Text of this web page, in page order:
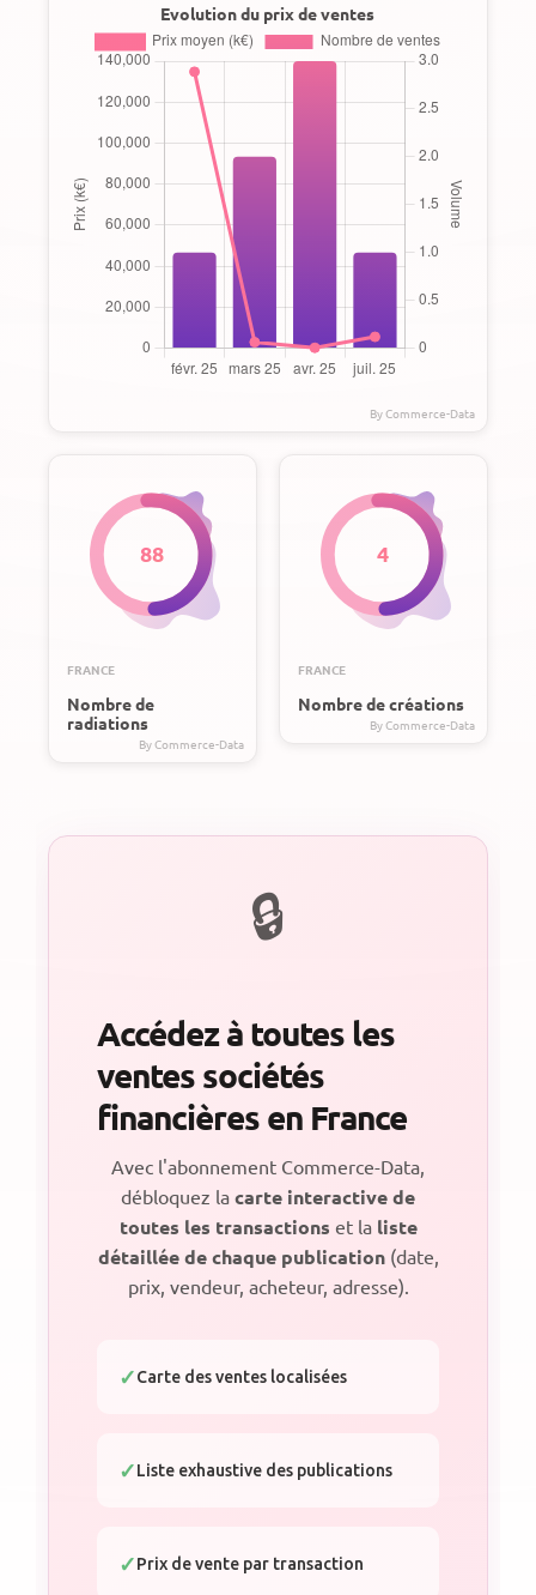
Evolution du prix de ventes
88
FRANCE
Nombre de
radiations
4
FRANCE
Nombre de créations
Accédez à toutes les
ventes sociétés
financières en France
Avec l'abonnement Commerce-Data,
débloquez la carte interactive de
toutes les transactions et la liste
détaillée de chaque publication(date,
prix, vendeur, acheteur, adresse).
Carte des ventes localisées
Liste exhaustive des publications
Prix de vente par transaction